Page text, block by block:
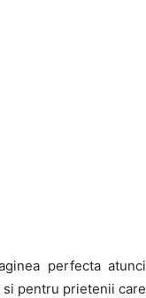
perfecta atunci
pentru prietenii care